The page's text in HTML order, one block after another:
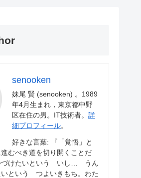
senooken
妹尾 賢 (senooken) 。1989
年4月生まれ，東京都中野
区在住の男。IT技術者。 詳
細プロフィール。
好きな言葉: 『「覚悟」と
むべき道を切り開くことだ
づけたいという いし… うん
という つよいきもち。わた